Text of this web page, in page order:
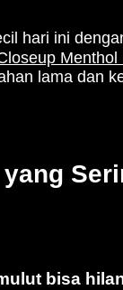
hari ini
Menthol
lama dan
bisa